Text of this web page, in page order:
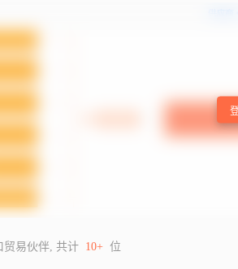
贸易伙伴, 共计 10+ 位